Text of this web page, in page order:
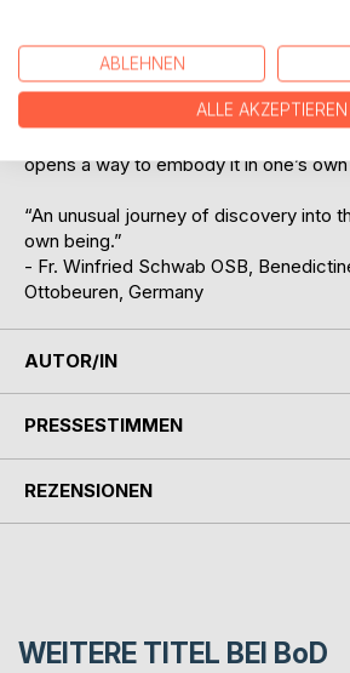
Contemplation thus becomes more
becomes a life of trust, courage, and
opens a way to embody it in one’s
“An unusual journey of discovery into
own being.”
- Fr. Winfried Schwab OSB,
Ottobeuren, Germany
AUTOR/IN
PRESSESTIMMEN
REZENSIONEN
WEITERE TITEL BEI BoD
ABLEHNEN
ALLE AKZEPTIEREN